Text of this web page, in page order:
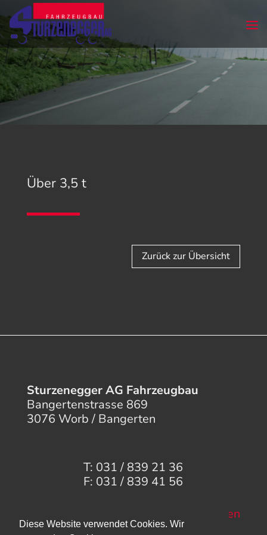
Über 3,5 t
Zurück zur Übersicht
Sturzenegger AG Fahrzeugbau
Bangertenstrasse 869
3076 Worb / Bangerten
T: 031 / 839 21 36
F: 031 / 839 41 56
Mail senden
Diese Website verwendet Cookies. Wir